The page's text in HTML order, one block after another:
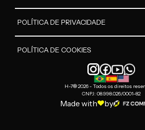
POLÍTICA DE PRIVACIDADE
POLÍTICA DE COOKIES
H-7® 2026 - Todos os direitos
CNPJ: 08.998.026/0001-82
Made with by